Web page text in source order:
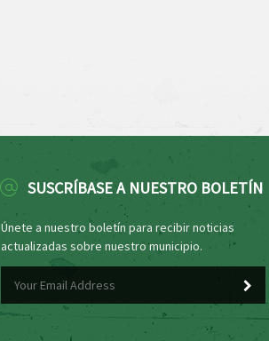
SUSCRÍBASE A NUESTRO BOLETÍN
Únete a nuestro boletín para recibir noticias
actualizadas sobre nuestro municipio.